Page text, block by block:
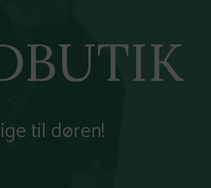
til døren!